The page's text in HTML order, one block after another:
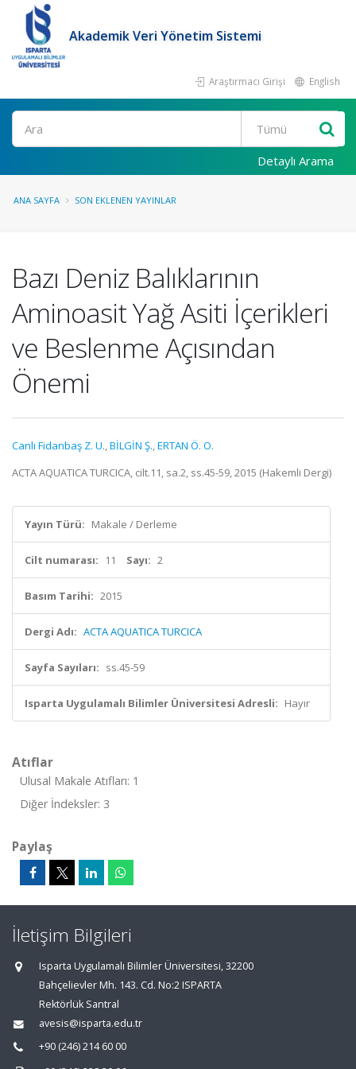
Akademik Veri Yönetim Sistemi
Araştırmacı Girişi English
Ara
Detaylı Arama
ANA SAYFA SON EKLENEN YAYINLAR
Bazı Deniz Balıklarının
Aminoasit Yağ Asiti İçerikleri
ve Beslenme Açısından
Önemi
Canlı Fidanbaş Z. U.,BİLGİN Ş.,ERTAN Ö. O.
ACTA AQUATICA TURCICA, cilt.11, sa.2, ss.45-59, 2015 (Hakemli Dergi)
Yayın Türü: Makale / Derleme
Cilt numarası: 11 Sayı: 2
Basım Tarihi: 2015
Dergi Adı: ACTA AQUATICA TURCICA
Sayfa Sayıları: ss.45-59
Isparta Uygulamalı Bilimler Üniversitesi Adresli: Hayır
Atıflar
Ulusal Makale Atıfları: 1
Diğer İndeksler: 3
Paylaş
İletişim Bilgileri
Isparta Uygulamalı Bilimler Üniversitesi, 32200
Bahçelievler Mh. 143. Cd. No:2 ISPARTA
Rektörlük Santral
avesis@isparta.edu.tr
+90 (246) 214 60 00